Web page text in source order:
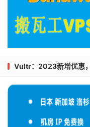
Vultr：2023新增优惠